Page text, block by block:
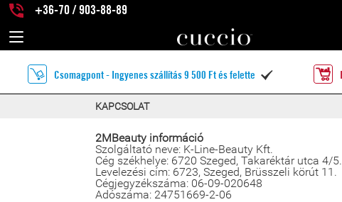
+36-70 / 903-88-89
Csomagpont - Ingyenes szállítás 9 500 Ft és felette 
KAPCSOLAT
2MBeauty információ
Szolgáltató neve: K-Line-Beauty Kft.
Cég székhelye: 6720 Szeged, Takaréktár utca 4/5.
Levelezési cím: 6723, Szeged, Brüsszeli körút 11.
Cégjegyzékszáma: 06-09-020648
Adószáma: 24751669-2-06